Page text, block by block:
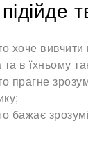
хоче
та в їхньому
прагне
бажає